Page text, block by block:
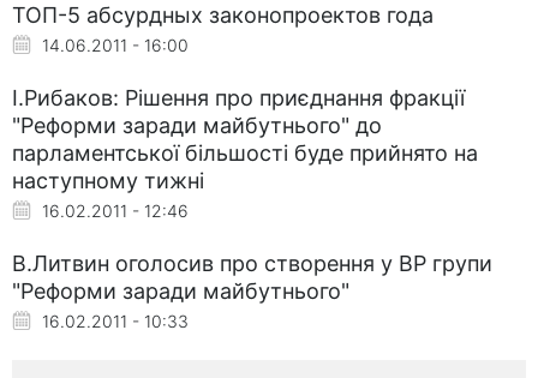
ТОП-5 абсурдных законопроектов года
14.06.2011 - 16:00
І.Рибаков: Рішення про приєднання фракції
"Реформи заради майбутнього" до
парламентської більшості буде прийнято на
наступному тижні
16.02.2011 - 12:46
В.Литвин оголосив про створення у ВР групи
"Реформи заради майбутнього"
16.02.2011 - 10:33